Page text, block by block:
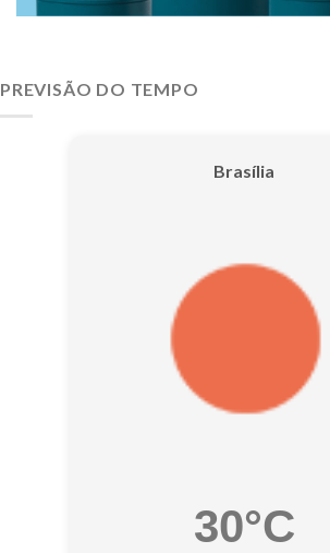
PREVISÃO DO TEMPO
Brasília
30°C